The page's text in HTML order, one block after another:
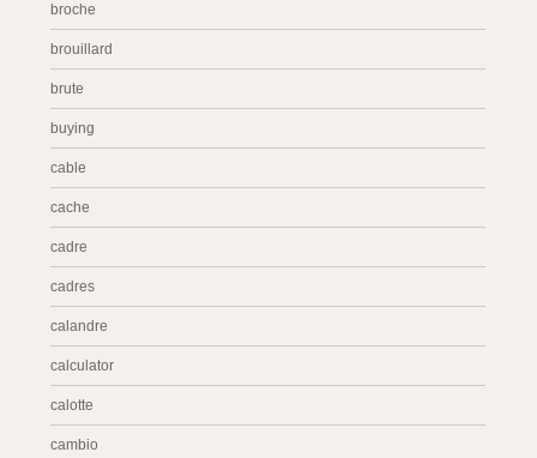
broche
brouillard
brute
buying
cable
cache
cadre
cadres
calandre
calculator
calotte
cambio